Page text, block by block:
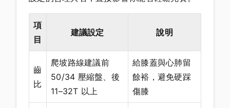
項
目
建議設定 說明
齒
比
爬坡路線建議前
50/34 壓縮盤、後
11–32T 以上
給膝蓋與心肺留
餘裕，避免硬踩
傷膝